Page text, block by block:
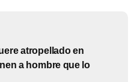
atropellado en
a hombre que lo